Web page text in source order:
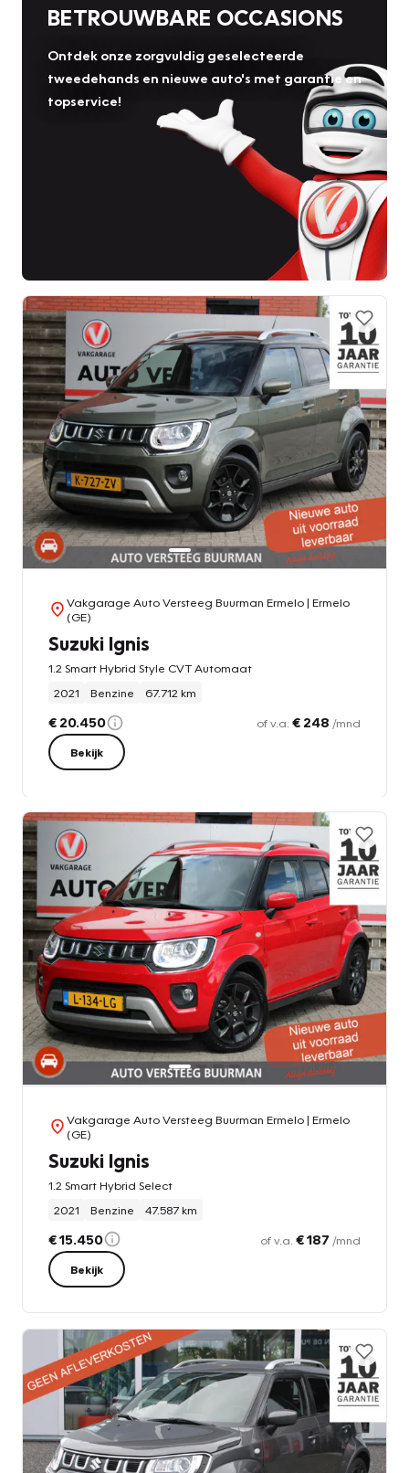
BETROUWBARE OCCASIONS
Ontdek onze zorgvuldig geselecteerde
tweedehands en nieuwe auto's met garantie en
topservice!
Vakgarage Auto Versteeg Buurman Ermelo| Ermelo
(GE)
Suzuki Ignis
1.2 Smart Hybrid Style CVT Automaat
2021
Benzine 67.712 km
€ 20.450 of v.a. € 248 /mnd
Bekijk
Vakgarage Auto Versteeg Buurman Ermelo| Ermelo
(GE)
Suzuki Ignis
1.2 Smart Hybrid Select
2021
Benzine 47.587 km
€ 15.450 of v.a. € 187 /mnd
Bekijk